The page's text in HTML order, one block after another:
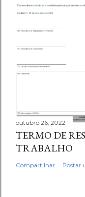
outubro 26, 2022
TERMO DE
TRABALHO
Compartilhar Postar